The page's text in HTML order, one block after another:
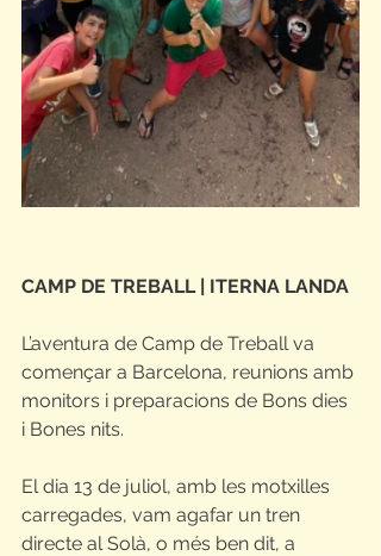
CAMP DE TREBALL | ITERNA LANDA
L’aventura de Camp de Treball va
començar a Barcelona, reunions amb
monitors i preparacions de Bons dies
i Bones nits.
El dia 13 de juliol, amb les motxilles
carregades, vam agafar un tren
directe al Solà, o més ben dit, a